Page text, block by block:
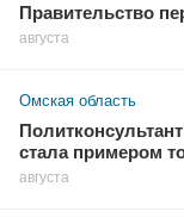
Правительство
августа
Омская область
стала примером
августа